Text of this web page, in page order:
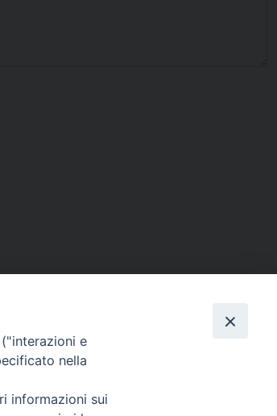
I nostri social
e
nella
informazioni sui